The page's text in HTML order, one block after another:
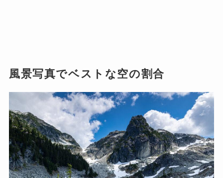
風景写真でベストな空の割合